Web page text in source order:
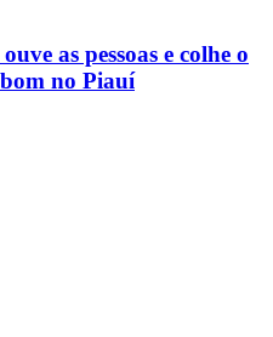
as pessoas e colhe o
no Piauí